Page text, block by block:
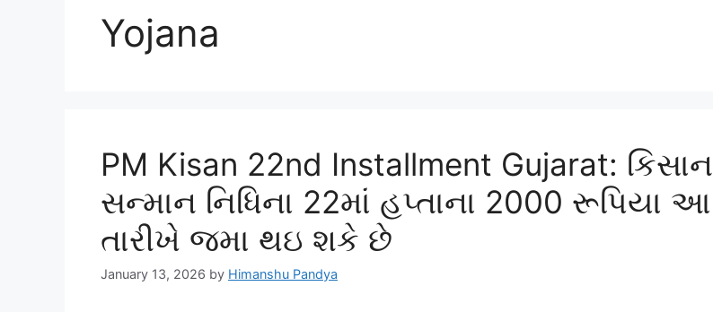
Yojana
PM Kisan 22nd Installment Gujarat: કિસાન
સન્માન નિધિના 22માં હપ્તાના 2000 રૂપિયા આ
તારીખે જમા થઇ શકે છે
January 13, 2026 by Himanshu Pandya